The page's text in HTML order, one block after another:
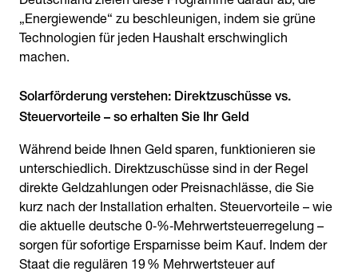
„Energiewende“ zu beschleunigen, indem sie grüne
Technologien für jeden Haushalt erschwinglich
machen.
Solarförderung verstehen: Direktzuschüsse vs.
Steuervorteile – so erhalten Sie Ihr Geld
Während beide Ihnen Geld sparen, funktionieren sie
unterschiedlich. Direktzuschüsse sind in der Regel
direkte Geldzahlungen oder Preisnachlässe, die Sie
kurz nach der Installation erhalten. Steuervorteile – wie
die aktuelle deutsche 0‑%‑Mehrwertsteuerregelung –
sorgen für sofortige Ersparnisse beim Kauf. Indem der
Staat die regulären 19 % Mehrwertsteuer auf